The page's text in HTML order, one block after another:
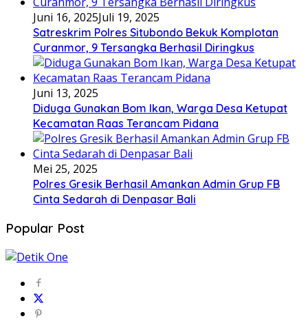
Juni 16, 2025Juli 19, 2025
Satreskrim Polres Situbondo Bekuk Komplotan
Curanmor, 9 Tersangka Berhasil Diringkus
Juni 13, 2025
Diduga Gunakan Bom Ikan, Warga Desa Ketupat
Kecamatan Raas Terancam Pidana
Mei 25, 2025
Polres Gresik Berhasil Amankan Admin Grup FB
Cinta Sedarah di Denpasar Bali
Popular Post